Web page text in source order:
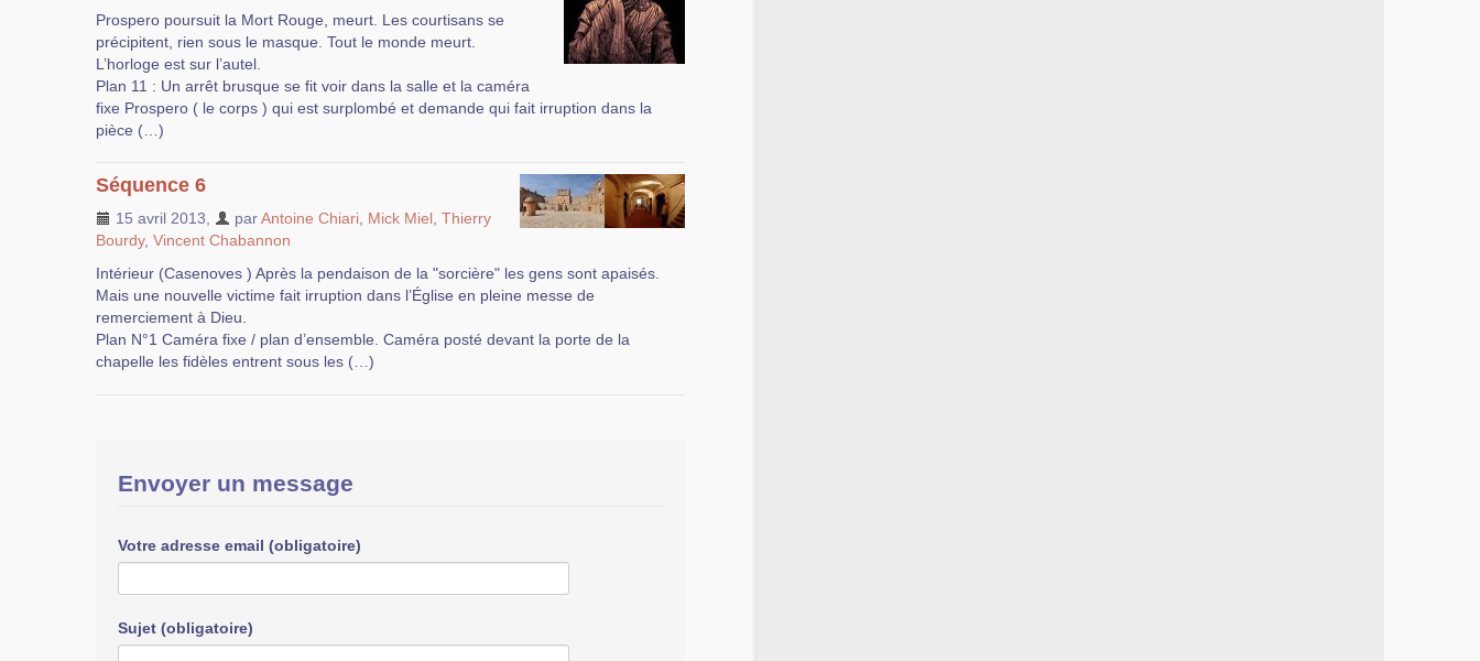
Prospero poursuit la Mort Rouge, meurt. Les courtisans se
précipitent, rien sous le masque. Tout le monde meurt.
L’horloge est sur l’autel.
Plan 11 : Un arrêt brusque se fit voir dans la salle et la caméra
fixe Prospero ( le corps ) qui est surplombé et demande qui fait irruption dans la
pièce (…)
Séquence 6
15 avril 2013 parAntoine Chiari Mick Miel Thierry
Bourdy, Vincent Chabannon
Intérieur (Casenoves ) Après la pendaison de la "sorcière" les gens sont apaisés.
Mais une nouvelle victime fait irruption dans l’Église en pleine messe de
remerciement à Dieu.
Plan N°1 Caméra fixe / plan d’ensemble. Caméra posté devant la porte de la
chapelle les fidèles entrent sous les (…)
Envoyer un message
Votre adresse email (obligatoire)
Sujet (obligatoire)